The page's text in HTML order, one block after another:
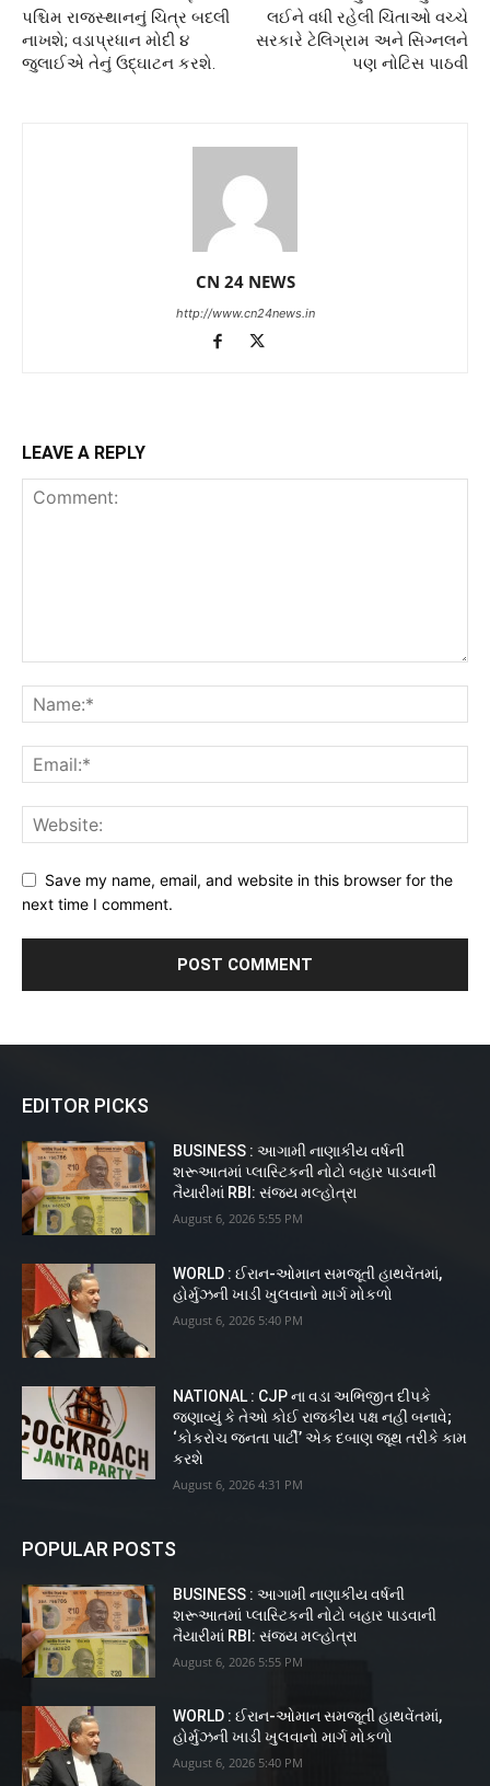
પશ્ચિમ રાજસ્થાનનું ચિત્ર બદલી
નાખશે; વડાપ્રધાન મોદી ૪
જુલાઈએ તેનું ઉદ્ઘાટન કરશે.
લઈને વધી રહેલી ચિંતાઓ વચ્ચે
સરકારે ટેલિગ્રામ અને સિગ્નલને
પણ નોટિસ પાઠવી
CN 24 NEWS
http://www.cn24news.in
LEAVE A REPLY
Save my name, email, and website in this browser for the
next time I comment.
EDITOR PICKS
BUSINESS : આગામી નાણાકીય વર્ષની
શરૂઆતમાં પ્લાસ્ટિકની નોટો બહાર પાડવાની
તૈયારીમાં RBI: સંજય મલ્હોત્રા
August 6, 2026 5:55 PM
WORLD : ઈરાન-ઓમાન સમજૂતી હાથવેંતમાં,
હોર્મુઝની ખાડી ખુલવાનો માર્ગ મોકળો
August 6, 2026 5:40 PM
NATIONAL : CJP ના વડા અભિજીત દીપકે
જણાવ્યું કે તેઓ કોઈ રાજકીય પક્ષ નહીં બનાવે;
‘કોકરોચ જનતા પાર્ટી’ એક દબાણ જૂથ તરીકે કામ
કરશે
August 6, 2026 4:31 PM
POPULAR POSTS
BUSINESS : આગામી નાણાકીય વર્ષની
શરૂઆતમાં પ્લાસ્ટિકની નોટો બહાર પાડવાની
તૈયારીમાં RBI: સંજય મલ્હોત્રા
August 6, 2026 5:55 PM
WORLD : ઈરાન-ઓમાન સમજૂતી હાથવેંતમાં,
હોર્મુઝની ખાડી ખુલવાનો માર્ગ મોકળો
August 6, 2026 5:40 PM